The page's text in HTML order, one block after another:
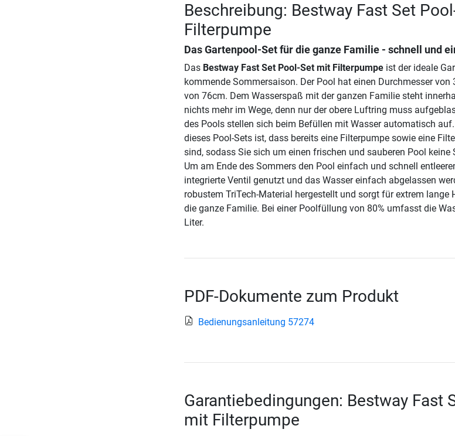
Beschreibung: Bestway Fast Set
Filterpumpe
Das Gartenpool-Set für die ganze Familie - schnell und
Das Bestway Fast Set Pool-Set mit Filterpumpeist der ideale
kommende Sommersaison. Der Pool hat einen Durchmesser von
von 76cm. Dem Wasserspaß mit der ganzen Familie steht
nichts mehr im Wege, denn nur der obere Luftring muss
des Pools stellen sich beim Befüllen mit Wasser automatisch auf.
dieses Pool-Sets ist, dass bereits eine Filterpumpe sowie eine
sind, sodass Sie sich um einen frischen und sauberen Pool keine
Um am Ende des Sommers den Pool einfach und schnell
integrierte Ventil genutzt und das Wasser einfach abgelassen
robustem TriTech-Material hergestellt und sorgt für extrem lange
die ganze Familie. Bei einer Poolfüllung von 80% umfasst die
Liter.
PDF-Dokumente zum Produkt
Bedienungsanleitung 57274
Garantiebedingungen: Bestway Fast
mit Filterpumpe